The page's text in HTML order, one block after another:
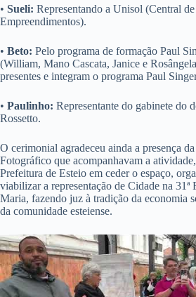
• Sueli: Representando a Unisol (Central
Empreendimentos).
• Beto: Pelo programa de formação Paul
(William, Mano Cascata, Janice e
presentes e integram o programa Paul
• Paulinho: Representante do gabinete do
Rossetto.
O cerimonial agradeceu ainda a presença
Fotográfico que acompanhavam a
Prefeitura de Esteio em ceder o espaço,
viabilizar a representação de Cidade na 31ª
Maria, fazendo juz à tradição da economia
da comunidade esteiense.